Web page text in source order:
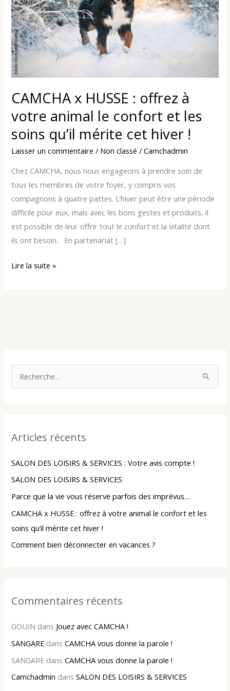
CAMCHA x HUSSE : offrez à
votre animal le confort et les
soins qu’il mérite cet hiver !
Laisser un commentaire / Non classé /Camchadmin
Chez CAMCHA, nous nous engageons à prendre soin de
tous les membres de votre foyer, y compris vos
compagnons à quatre pattes. L’hiver peut être une période
difficile pour eux, mais avec les bons gestes et produits, il
est possible de leur offrir tout le confort et la vitalité dont
ils ont besoin. En partenariat […]
à
votre
animal
le
confort
les
soins
mérite
cet
hiver
!
Lire la suite »
e
c
h
e
r
:
Articles récents
SALON DES LOISIRS & SERVICES : Votre avis compte !
SALON DES LOISIRS & SERVICES
Parce que la vie vous réserve parfois des imprévus…
CAMCHA x HUSSE : offrez à votre animal le confort et les
soins qu’il mérite cet hiver !
Comment bien déconnecter en vacances ?
Commentaires récents
GOUIN dans Jouez avec CAMCHA !
SANGARE dansCAMCHA vous donne la parole !
SANGARE dansCAMCHA vous donne la parole !
Camchadmin dansSALON DES LOISIRS & SERVICES